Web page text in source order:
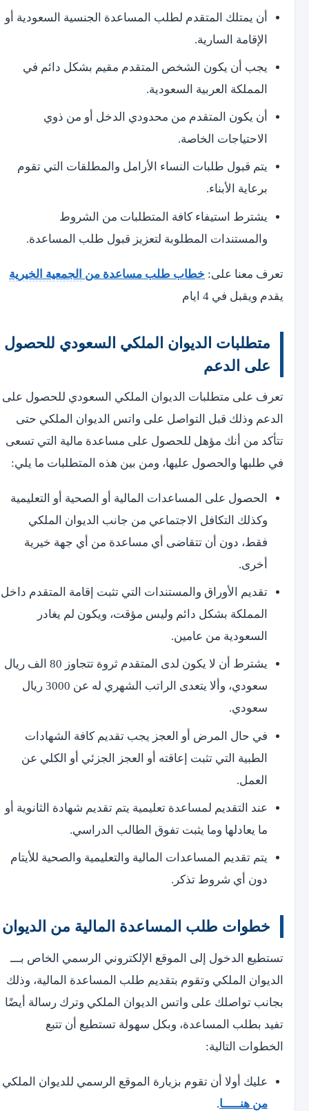
أن يمتلك المتقدم لطلب المساعدة الجنسية السعودية أو
الإقامة السارية.
يجب أن يكون الشخص المتقدم مقيم بشكل دائم في
المملكة العربية السعودية.
أن يكون المتقدم من محدودي الدخل أو من ذوي
الاحتياجات الخاصة.
يتم قبول طلبات النساء الأرامل والمطلقات التي تقوم
برعاية الأبناء.
يشترط استيفاء كافة المتطلبات من الشروط
والمستندات المطلوبة لتعزيز قبول طلب المساعدة.
تعرف معنا على: خطاب طلب مساعدة من الجمعية الخيرية
يقدم ويقبل في 4 ايام
متطلبات الديوان الملكي السعودي للحصول
على الدعم
تعرف على متطلبات الديوان الملكي السعودي للحصول على
الدعم وذلك قبل التواصل على واتس الديوان الملكي حتى
تتأكد من أنك مؤهل للحصول على مساعدة مالية التي تسعى
في طلبها والحصول عليها، ومن بين هذه المتطلبات ما يلي:
الحصول على المساعدات المالية أو الصحية أو التعليمية
وكذلك التكافل الاجتماعي من جانب الديوان الملكي
فقط، دون أن تتقاضى أي مساعدة من أي جهة خيرية
أخرى.
تقديم الأوراق والمستندات التي تثبت إقامة المتقدم داخل
المملكة بشكل دائم وليس مؤقت، ويكون لم يغادر
السعودية من عامين.
يشترط أن لا يكون لدى المتقدم ثروة تتجاوز 80 الف ريال
سعودي، وألا يتعدى الراتب الشهري له عن 3000 ريال
سعودي.
في حال المرض أو العجز يجب تقديم كافة الشهادات
الطبية التي تثبت إعاقته أو العجز الجزئي أو الكلي عن
العمل.
عند التقديم لمساعدة تعليمية يتم تقديم شهادة الثانوية أو
ما يعادلها وما يثبت تفوق الطالب الدراسي.
يتم تقديم المساعدات المالية والتعليمية والصحية للأيتام
دون أي شروط تذكر.
خطوات طلب المساعدة المالية من الديوان
تستطيع الدخول إلى الموقع الإلكتروني الرسمي الخاص بـــ
الديوان الملكي وتقوم بتقديم طلب المساعدة المالية، وذلك
بجانب تواصلك على واتس الديوان الملكي وترك رسالة أيضًا
تفيد بطلب المساعدة، وبكل سهولة تستطيع أن تتبع
الخطوات التالية:
عليك أولا أن تقوم بزيارة الموقع الرسمي للديوان الملكي
من هنـــــا.